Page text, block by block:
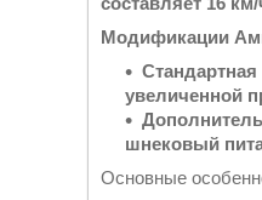
Модификации
Стандартная
увеличенной
шнековый
Основные